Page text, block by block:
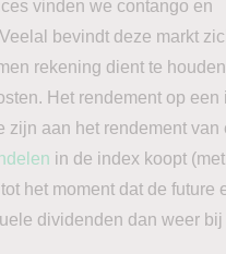
vinden we contango en
bevindt deze markt
rekening dient te
Het rendement op een
zijn aan het rendement van
in de index koopt
het moment dat de future
dividenden dan weer